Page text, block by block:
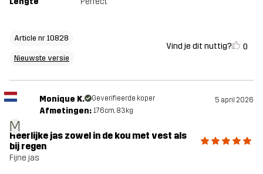
Article nr 10828
Nieuwste versie
Vind je dit nuttig? 0
M
Monique K. Geverifieerde koper 5 april 2026
Afmetingen: 176cm, 83kg
Heerlijke jas zowel in de kou met vest als
bij regen
Fijne jas